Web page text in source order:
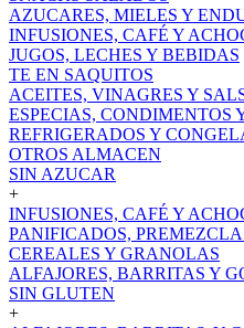
AZUCARES, MIELES Y
INFUSIONES, CAFÉ Y
JUGOS, LECHES Y BEBIDAS
TE EN SAQUITOS
ACEITES, VINAGRES Y
ESPECIAS, CONDIMENTOS
REFRIGERADOS Y
OTROS ALMACEN
SIN AZUCAR
+
INFUSIONES, CAFÉ Y
PANIFICADOS,
CEREALES Y GRANOLAS
ALFAJORES, BARRITAS Y
SIN GLUTEN
+